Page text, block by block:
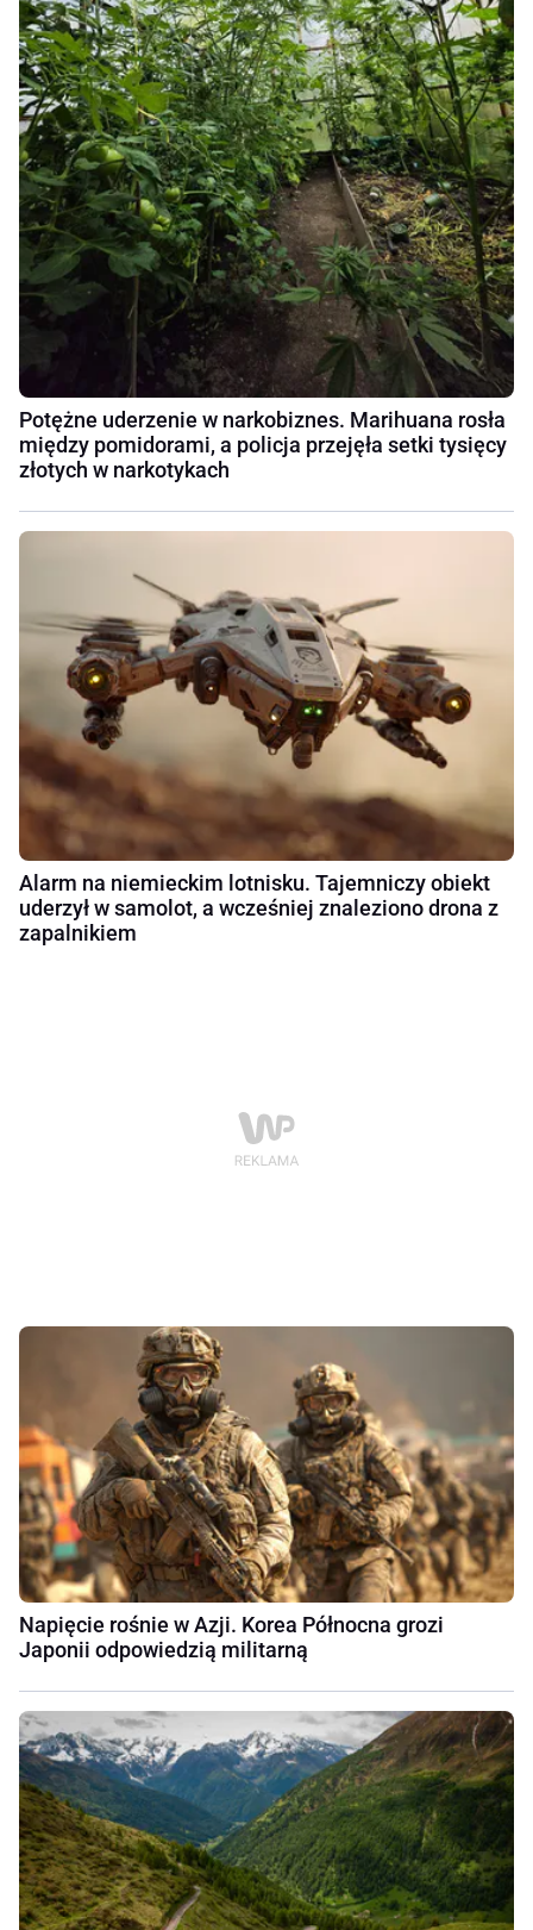
Potężne uderzenie w narkobiznes. Marihuana rosła
między pomidorami, a policja przejęła setki tysięcy
złotych w narkotykach
Alarm na niemieckim lotnisku. Tajemniczy obiekt
uderzył w samolot, a wcześniej znaleziono drona z
zapalnikiem
Napięcie rośnie w Azji. Korea Północna grozi
Japonii odpowiedzią militarną